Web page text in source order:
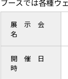
ブースでは各種ウ
展 示 会
名
開 催 日
時